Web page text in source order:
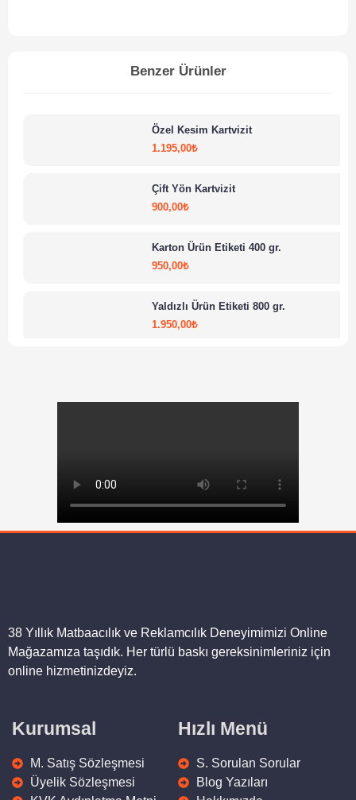
Benzer Ürünler
Özel Kesim Kartvizit
1.195,00₺
Çift Yön Kartvizit
900,00₺
Karton Ürün Etiketi 400 gr.
950,00₺
Yaldızlı Ürün Etiketi 800 gr.
1.950,00₺
Tuale Kartvizit
Özel Kesim Kalın Kartvizit
38 Yıllık Matbaacılık ve Reklamcılık Deneyimimizi Online
Mağazamıza taşıdık. Her türlü baskı gereksinimleriniz için
online hizmetinizdeyiz.
Kurumsal
M. Satış Sözleşmesi
Üyelik Sözleşmesi
Hızlı Menü
S. Sorulan Sorular
Blog Yazıları